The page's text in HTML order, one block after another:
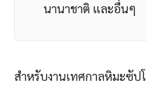
นานาชาติ และอื่นๆ
สำหรับงานเทศกาลหิมะซัป